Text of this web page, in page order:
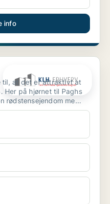
info
til, at det er attraktivt at
Her på hjørnet til Paghs
rødstensejendom me...